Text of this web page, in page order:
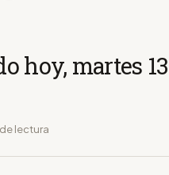
hoy, martes 13
lectura